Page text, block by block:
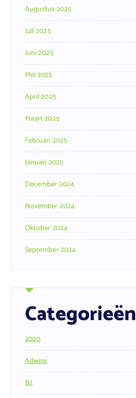
Augustus 2025
Juli 2025
Juni 2025
Mei 2025
April 2025
Maart 2025
Februari 2025
Januari 2025
December 2024
November 2024
Oktober 2024
September 2024
Categorieën
2020
Adwise
B2